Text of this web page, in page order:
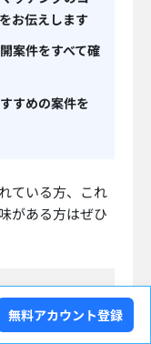
お伝えします
案件をすべて確
すめの案件を
ている方、これ
がある方はぜひ
無料アカウント登録